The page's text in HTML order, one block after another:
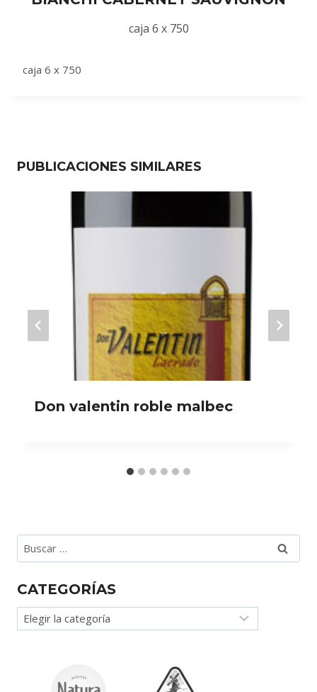
caja 6 x 750
caja 6 x 750
PUBLICACIONES SIMILARES
Don valentin roble malbec
Buscar:
CATEGORÍAS
Categorías